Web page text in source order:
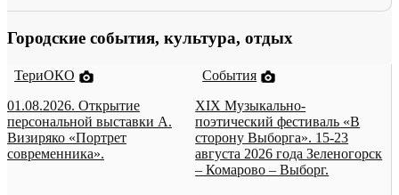
Городские события, культура, отдых
ТериОКО
01.08.2026. Открытие
персональной выставки А.
Визиряко «Портрет
современника».
События
XIX Музыкально-
поэтический фестиваль «В
сторону Выборга». 15-23
августа 2026 года Зеленогорск
– Комарово – Выборг.